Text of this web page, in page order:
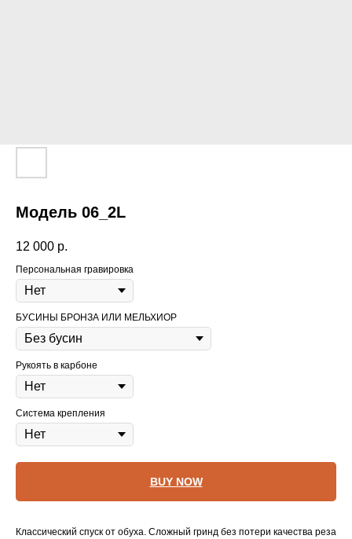
Модель 06_2L
12 000 р.
Персональная гравировка
БУСИНЫ БРОНЗА ИЛИ МЕЛЬХИОР
Рукоять в карбоне
Система крепления
BUY NOW
Классический спуск от обуха. Сложный гринд без потери качества реза